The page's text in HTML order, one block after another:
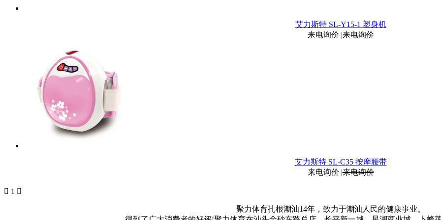
艾力斯特 SL-Y15-1 塑身机
来电询价 |来电询价
艾力斯特 SL-C35 按摩腰带
来电询价 |来电询价
 1 
聚力体育扎根潮汕14年，致力于潮汕人民的健康事业。